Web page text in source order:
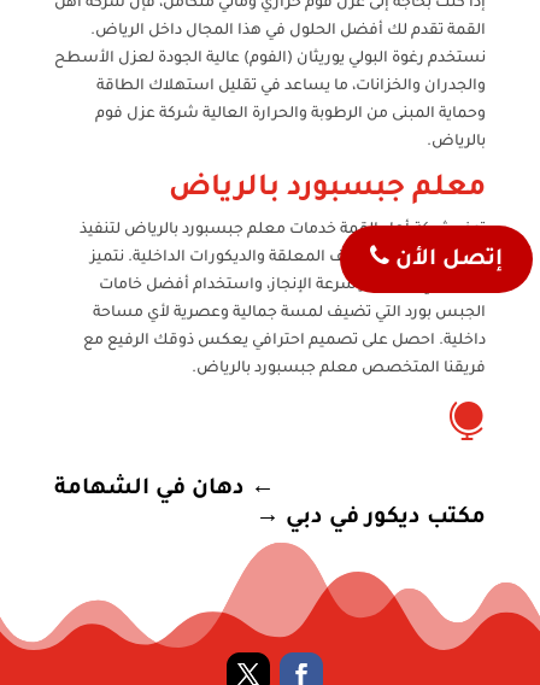
إذا كنت بحاجة إلى عزل فوم حراري ومائي متكامل، فإن شركة أهل
القمة تقدم لك أفضل الحلول في هذا المجال داخل الرياض.
نستخدم رغوة البولي يوريثان (الفوم) عالية الجودة لعزل الأسطح
والجدران والخزانات، ما يساعد في تقليل استهلاك الطاقة
وحماية المبنى من الرطوبة والحرارة العالية شركة عزل فوم
بالرياض.
معلم جبسبورد بالرياض
توفر شركة أهل القمة خدمات معلم جبسبورد بالرياض لتنفيذ
أجمل تصاميم الأسقف المعلقة والديكورات الداخلية. نتميز
بالدقة في العمل، وسرعة الإنجاز، واستخدام أفضل خامات
الجبس بورد التي تضيف لمسة جمالية وعصرية لأي مساحة
داخلية. احصل على تصميم احترافي يعكس ذوقك الرفيع مع
فريقنا المتخصص معلم جبسبورد بالرياض.

← دهان في الشهامة
مكتب ديكور في دبي →
إتصل الأن